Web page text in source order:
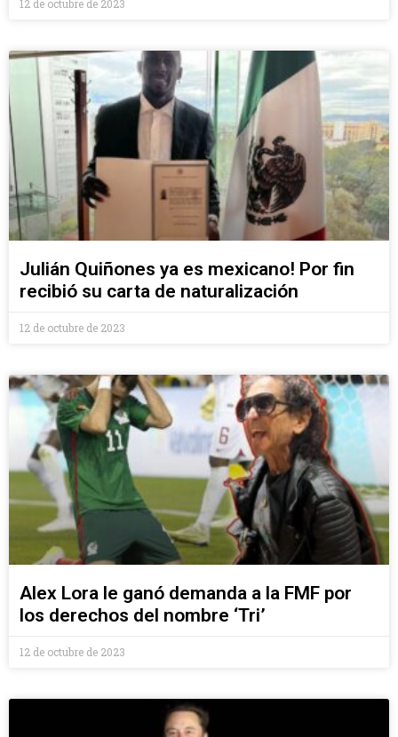
12 de octubre de 2023
Julián Quiñones ya es mexicano! Por fin
recibió su carta de naturalización
12 de octubre de 2023
Alex Lora le ganó demanda a la FMF por
los derechos del nombre ‘Tri’
12 de octubre de 2023